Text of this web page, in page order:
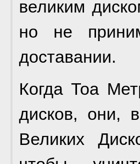
великим
но не
доставании.
Когда Тоа
дисков, они,
Великих